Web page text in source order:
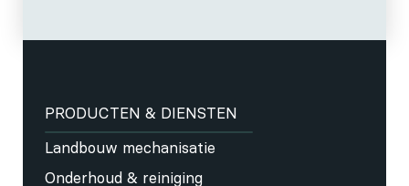
PRODUCTEN & DIENSTEN
Landbouw mechanisatie
Onderhoud & reiniging